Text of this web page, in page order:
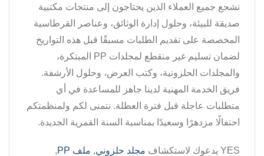
نشجع جميع العملاء الذين يحتاجون إلى منتجات مكتبية
صديقة للبيئة، وحلول إدارة الوثائق، وعناصر القرطاسية
المخصصة على تقديم الطلبات مسبقًا قبل هذه التواريخ
لضمان تسليم غير منقطع لمجلدات PP المبتكرة،
والمجلدات الحلزونية، وكتب العرض، وحلول الأرشفة.
فريق الخدمة المهنية لدينا جاهز للمساعدة في أي
متطلبات عاجلة قبل فترة العطلة. نتمنى لكم ولمنظمتكم
احتفالًا مزدهرًا وسعيدًا بمناسبة السنة القمرية الجديدة.
YES يدعوك لاستكشاف مجلد حلزوني, ملف PP
,